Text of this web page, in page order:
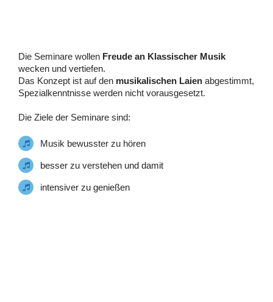
Die Seminare wollen Freude an Klassischer Musik
wecken und vertiefen.
Das Konzept ist auf den musikalischen Laien abgestimmt,
Spezialkenntnisse werden nicht vorausgesetzt.
Die Ziele der Seminare sind:
Musik bewusster zu hören
besser zu verstehen und damit
intensiver zu genießen